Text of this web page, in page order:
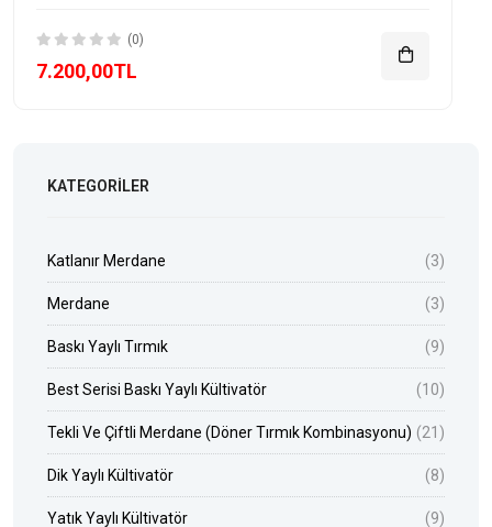
(0)
7.200,00TL
KATEGORILER
Katlanır Merdane (3)
Merdane (3)
Baskı Yaylı Tırmık (9)
Best Serisi Baskı Yaylı Kültivatör (10)
Tekli Ve Çiftli Merdane (Döner Tırmık Kombinasyonu) (21)
Dik Yaylı Kültivatör (8)
Yatık Yaylı Kültivatör (9)